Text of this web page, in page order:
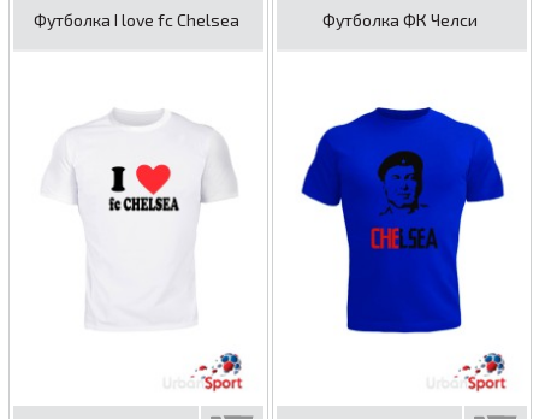
Футболка I love fc Chelsea Футболка ФК Челси